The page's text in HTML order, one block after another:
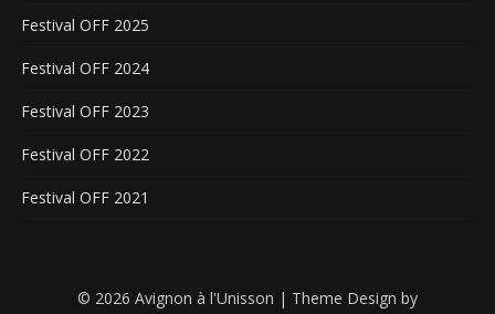
Festival OFF 2025
Festival OFF 2024
Festival OFF 2023
Festival OFF 2022
Festival OFF 2021
© 2026 Avignon à l'Unisson | Theme Design by